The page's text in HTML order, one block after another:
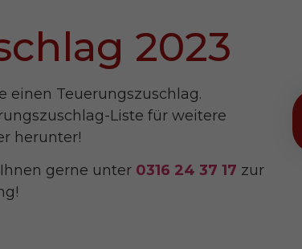
2023
einen Teuerungszuschlag.
Liste für weitere
herunter!
gerne unter 0316 24 37 17 zur